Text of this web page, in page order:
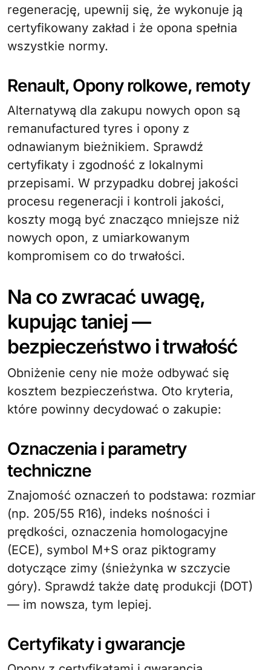
regenerację, upewnij się, że wykonuje ją
certyfikowany zakład i że opona spełnia
wszystkie normy.
Renault, Opony rolkowe, remoty
Alternatywą dla zakupu nowych opon są
remanufactured tyres i opony z
odnawianym bieżnikiem. Sprawdź
certyfikaty i zgodność z lokalnymi
przepisami. W przypadku dobrej jakości
procesu regeneracji i kontroli jakości,
koszty mogą być znacząco mniejsze niż
nowych opon, z umiarkowanym
kompromisem co do trwałości.
Na co zwracać uwagę,
kupując taniej —
bezpieczeństwo i trwałość
Obniżenie ceny nie może odbywać się
kosztem bezpieczeństwa. Oto kryteria,
które powinny decydować o zakupie:
Oznaczenia i parametry
techniczne
Znajomość oznaczeń to podstawa: rozmiar
(np. 205/55 R16), indeks nośności i
prędkości, oznaczenia homologacyjne
(ECE), symbol M+S oraz piktogramy
dotyczące zimy (śnieżynka w szczycie
góry). Sprawdź także datę produkcji (DOT)
— im nowsza, tym lepiej.
Certyfikaty i gwarancje